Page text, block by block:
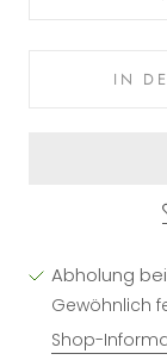
IN
Abholung bei
Gewöhnlich
Shop-